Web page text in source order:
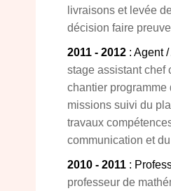
livraisons et levée
décision faire
2011 - 2012 : Agent
stage assistant chef
chantier
missions suivi du
travaux
communication et
2010 - 2011 :
professeur de